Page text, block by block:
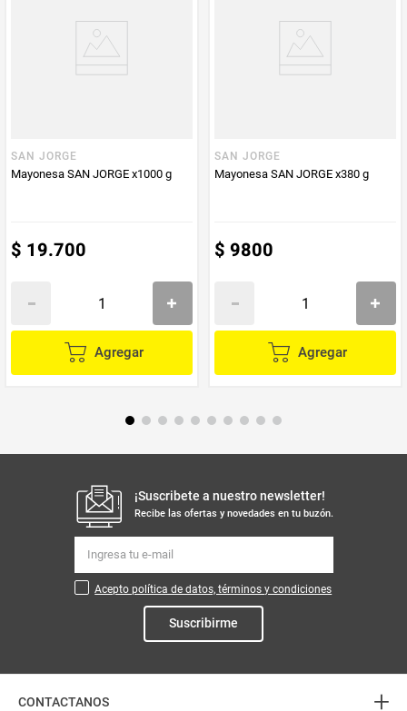
Producto (kg)
SAN JORGE
Mayonesa SAN JORGE x1000 g
$ 19.700
Agregar
SAN JORGE
Mayonesa SAN JORGE x380 g
$ 9800
Agregar
¡Suscribete a nuestro newsletter!
Recibe las ofertas y novedades en tu buzón.
Acepto política de datos, términos y condiciones
Suscribirme
CONTACTANOS +